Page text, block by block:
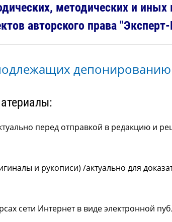
методических и иных
авторского права
депонированию
перед отправкой в редакцию и
и рукописи) /актуально для
сети Интернет в виде электронной